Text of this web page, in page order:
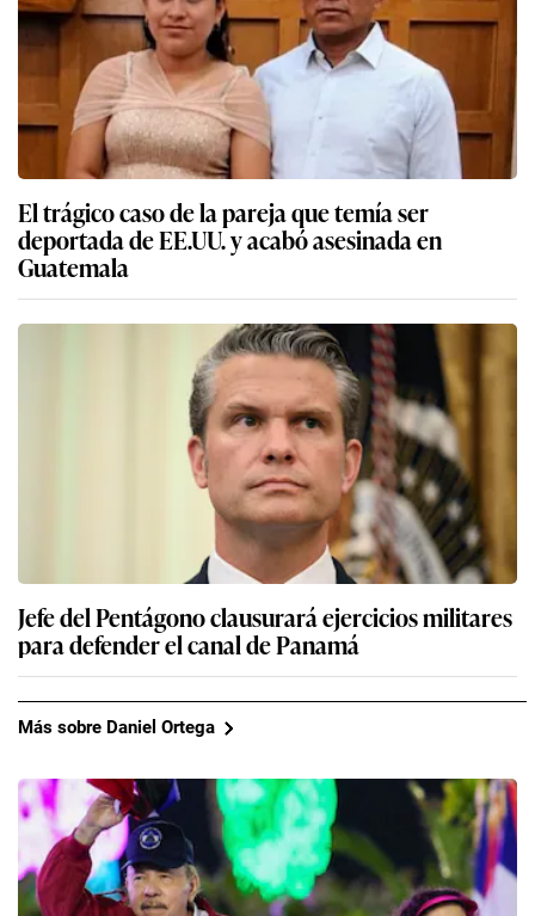
El trágico caso de la pareja que temía ser
deportada de EE.UU. y acabó asesinada en
Guatemala
Jefe del Pentágono clausurará ejercicios militares
para defender el canal de Panamá
Más sobre Daniel Ortega